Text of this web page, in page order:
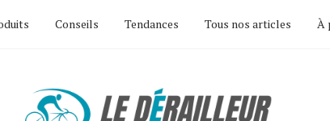
Conseils Tendances Tous nos articles À